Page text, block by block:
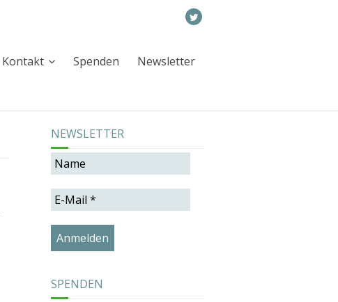
Kontakt Spenden Newsletter
NEWSLETTER
SPENDEN